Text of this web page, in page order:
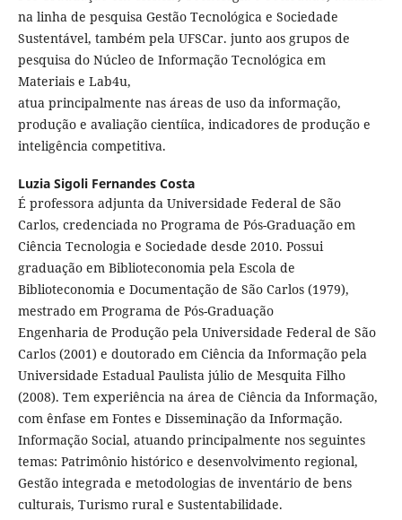
na linha de pesquisa Gestão Tecnológica e Sociedade
Sustentável, também pela UFSCar. junto aos grupos de
pesquisa do Núcleo de Informação Tecnológica em
Materiais e Lab4u,
atua principalmente nas áreas de uso da informação,
produção e avaliação cientíica, indicadores de produção e
inteligência competitiva.
Luzia Sigoli Fernandes Costa
É professora adjunta da Universidade Federal de São
Carlos, credenciada no Programa de Pós-Graduação em
Ciência Tecnologia e Sociedade desde 2010. Possui
graduação em Biblioteconomia pela Escola de
Biblioteconomia e Documentação de São Carlos (1979),
mestrado em Programa de Pós-Graduação
Engenharia de Produção pela Universidade Federal de São
Carlos (2001) e doutorado em Ciência da Informação pela
Universidade Estadual Paulista júlio de Mesquita Filho
(2008). Tem experiência na área de Ciência da Informação,
com ênfase em Fontes e Disseminação da Informação.
Informação Social, atuando principalmente nos seguintes
temas: Patrimônio histórico e desenvolvimento regional,
Gestão integrada e metodologias de inventário de bens
culturais, Turismo rural e Sustentabilidade.